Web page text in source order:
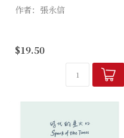
作者：張永信
事及靈思小品；張博士亦師亦
友，與您同行一趟思考人生的
$19.50